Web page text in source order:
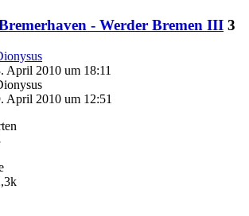
- Werder Bremen III 3
April 2010 um 18:11
April 2010 um 12:51